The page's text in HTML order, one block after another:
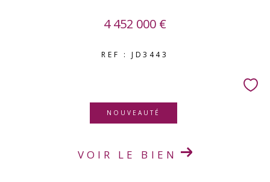
4 452 000 €
REF : JD3443
NOUVEAUTÉ
VOIR LE BIEN